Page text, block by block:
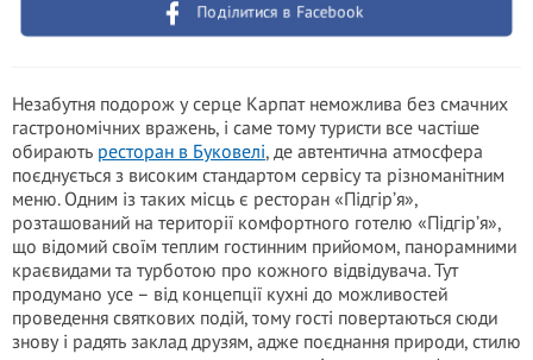
Поділитися в Facebook
Незабутня подорож у серце Карпат неможлива без смачних
гастрономічних вражень, і саме тому туристи все частіше
обирають ресторан в Буковелі, де автентична атмосфера
поєднується з високим стандартом сервісу та різноманітним
меню. Одним із таких місць є ресторан «Підгір’я»,
розташований на території комфортного готелю «Підгір’я»,
що відомий своїм теплим гостинним прийомом, панорамними
краєвидами та турботою про кожного відвідувача. Тут
продумано усе – від концепції кухні до можливостей
проведення святкових подій, тому гості повертаються сюди
знову і радять заклад друзям, адже поєднання природи, стилю